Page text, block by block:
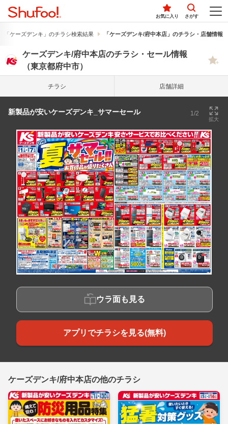
お気に入り さがす
「ケーズデンキ」のチラシ検索結果 「ケーズデンキ/府中本店」のチラシ・店舗情報
ケーズデンキ/府中本店のチラシ・セール情報
（東京都府中市）
チラシ 店舗詳細
新製品が安いケーズデンキ_サマーセール 1/2
拡大
ウラ面も見る
アプリでチラシを見る(無料)
ケーズデンキ/府中本店の他のチラシ